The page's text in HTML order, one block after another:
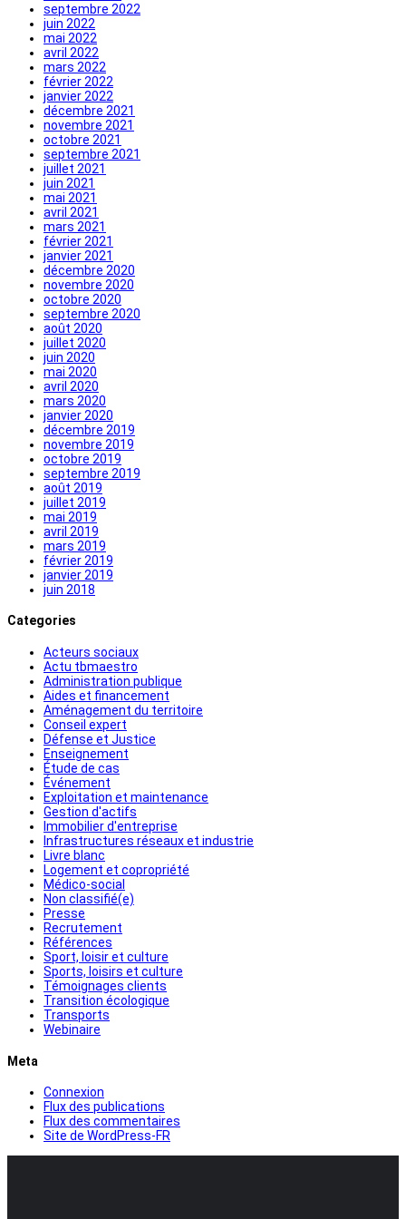
septembre 2022
juin 2022
mai 2022
avril 2022
mars 2022
février 2022
janvier 2022
décembre 2021
novembre 2021
octobre 2021
septembre 2021
juillet 2021
juin 2021
mai 2021
avril 2021
mars 2021
février 2021
janvier 2021
décembre 2020
novembre 2020
octobre 2020
septembre 2020
août 2020
juillet 2020
juin 2020
mai 2020
avril 2020
mars 2020
janvier 2020
décembre 2019
novembre 2019
octobre 2019
septembre 2019
août 2019
juillet 2019
mai 2019
avril 2019
mars 2019
février 2019
janvier 2019
juin 2018
Categories
Acteurs sociaux
Actu tbmaestro
Administration publique
Aides et financement
Aménagement du territoire
Conseil expert
Défense et Justice
Enseignement
Étude de cas
Événement
Exploitation et maintenance
Gestion d'actifs
Immobilier d'entreprise
Infrastructures réseaux et industrie
Livre blanc
Logement et copropriété
Médico-social
Non classifié(e)
Presse
Recrutement
Références
Sport, loisir et culture
Sports, loisirs et culture
Témoignages clients
Transition écologique
Transports
Webinaire
Meta
Connexion
Flux des publications
Flux des commentaires
Site de WordPress-FR